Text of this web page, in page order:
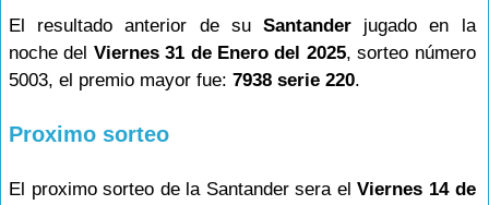
El resultado anterior de su Santander jugado en la
noche del Viernes 31 de Enero del 2025, sorteo número
5003, el premio mayor fue: 7938 serie 220.
Proximo sorteo
El proximo sorteo de la Santander sera elViernes 14 de